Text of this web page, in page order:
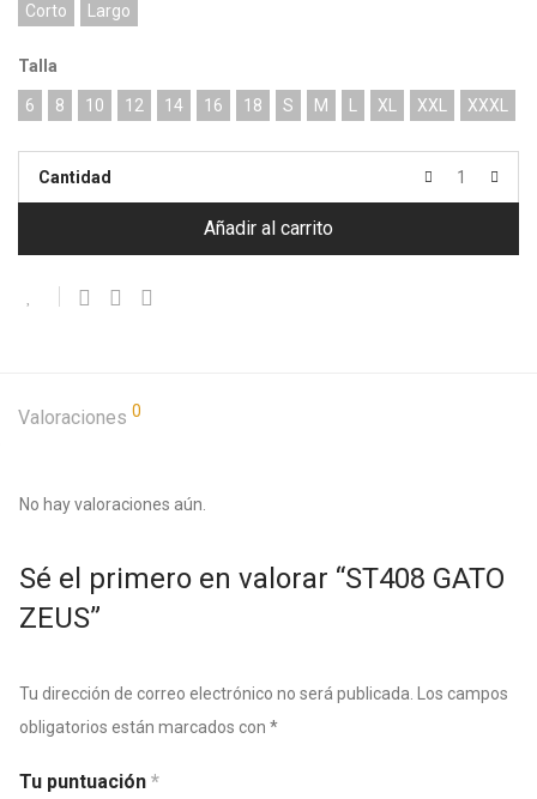
Corto Largo
Talla
6 8 10 12 14 16 18 S M XL XXL XXXL
Cantidad
Añadir al carrito
Valoraciones 0
No hay valoraciones aún.
Sé el primero en valorar “ST408 GATO
ZEUS”
Tu dirección de correo electrónico no será publicada.
Los campos
obligatorios están marcados con *
Tu puntuación *